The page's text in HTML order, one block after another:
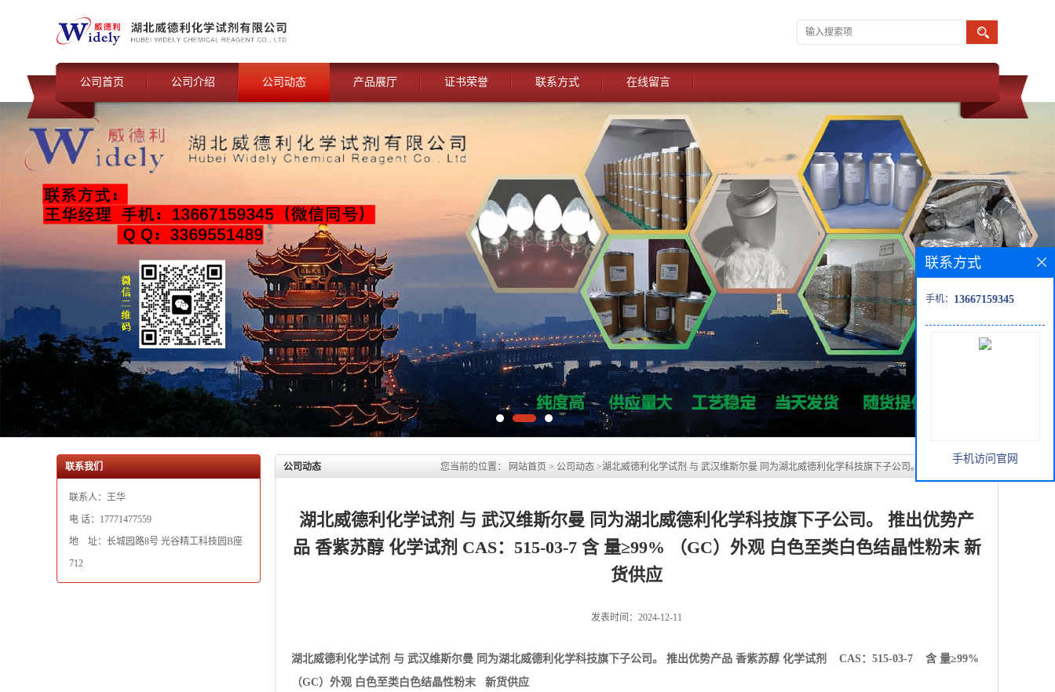
公司首页 公司介绍 公司动态 产品展厅 证书荣誉 联系方式 在线留言
联系我们
联系人：王华
电 话：17771477559
地 址：长城园路8号 光谷精工科技园B座
公司动态 您当前的位置： 网站首页 >湖北威德利化学试剂 与 武汉维斯尔曼 同为湖北威德利化学科技旗下子公司。 推出优势产品
香紫苏醇 化学试剂 CAS：515-03-7 含 量≥99% （GC）外观 白色至类白色结晶性粉末 新货供应
湖北威德利化学试剂 与 武汉维斯尔曼 同为湖北威德利化学科技旗下子公司。 推出优势产
品 香紫苏醇 化学试剂 CAS：515-03-7 含 量≥99% （GC）外观 白色至类白色结晶性粉末 新
货供应
发表时间：2024-12-11
湖北威德利化学试剂 与 武汉维斯尔曼 同为湖北威德利化学科技旗下子公司。推出优势产品香紫苏醇 化学试剂 CAS：515-03-7 含 量≥99%
（GC）外观 白色至类白色结晶性粉末 新货供应
欢迎大家联系 了解 电话：王华 13667159345 QQ：3369551489
联系方式
手机： 13667159345
手机访问官网